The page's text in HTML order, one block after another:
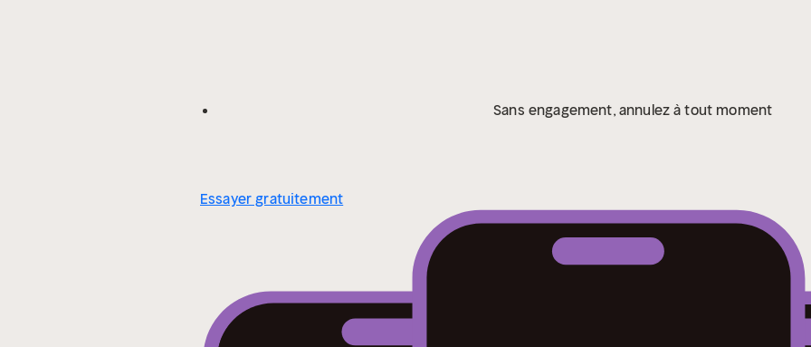
Sans engagement, annulez à tout moment
Essayer gratuitement